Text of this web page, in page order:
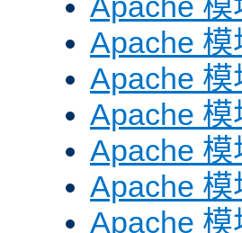
Apache 模
Apache
Apache
Apache
Apache
Apache